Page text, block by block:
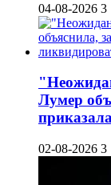
04-08-2026 3
Лумер
02-08-2026 3